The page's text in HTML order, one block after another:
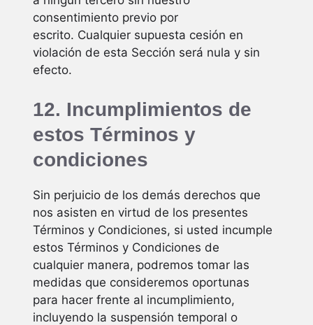
consentimiento previo por
escrito. Cualquier supuesta cesión en
violación de esta Sección será nula y sin
efecto.
12. Incumplimientos de
estos Términos y
condiciones
Sin perjuicio de los demás derechos que
nos asisten en virtud de los presentes
Términos y Condiciones, si usted incumple
estos Términos y Condiciones de
cualquier manera, podremos tomar las
medidas que consideremos oportunas
para hacer frente al incumplimiento,
incluyendo la suspensión temporal o